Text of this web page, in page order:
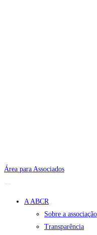
Área para Associados
A ABCR
Sobre a associação
Transparência